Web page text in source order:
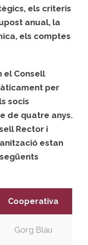
els criteris
anual, la
els comptes
el Consell
per
socis
de quatre anys.
Rector i
estan
Cooperativa
Gorg Blau